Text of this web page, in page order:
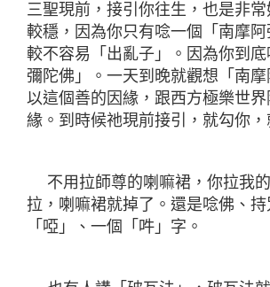
三聖現前，接引你往生，也是非
較穩，因為你只有唸一個「南摩
較不容易「出亂子」。因為你到底
彌陀佛」。一天到晚就觀想「南摩
以這個善的因緣，跟西方極樂世
緣。到時候祂現前接引，就勾你，
不用拉師尊的喇嘛裙，你拉我
拉，喇嘛裙就掉了。還是唸佛、持
「啞」、一個「吽」字。